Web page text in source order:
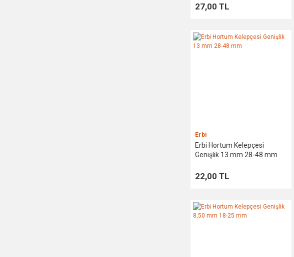
27,00 TL
Erbi
Erbi Hortum Kelepçesi
Genişlik 13 mm 28-48 mm
22,00 TL